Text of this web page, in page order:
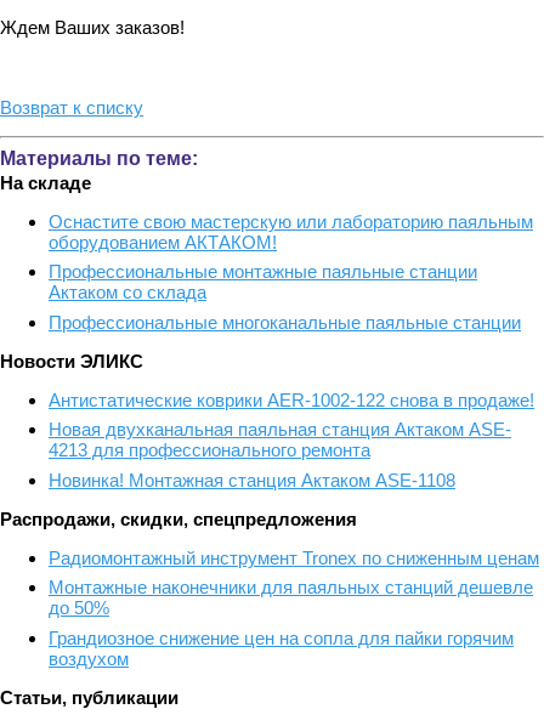
Ждем Ваших заказов!
Возврат к списку
Материалы по теме:
На складе
Оснастите свою мастерскую или лабораторию паяльным
оборудованием АКТАКОМ!
Профессиональные монтажные паяльные станции
Актаком со склада
Профессиональные многоканальные паяльные станции
Новости ЭЛИКС
Антистатические коврики AER-1002-122 снова в продаже!
Новая двухканальная паяльная станция Актаком ASE-
4213 для профессионального ремонта
Новинка! Монтажная станция Актаком ASE-1108
Распродажи, скидки, спецпредложения
Радиомонтажный инструмент Tronex по сниженным ценам
Монтажные наконечники для паяльных станций дешевле
до 50%
Грандиозное снижение цен на сопла для пайки горячим
воздухом
Статьи, публикации